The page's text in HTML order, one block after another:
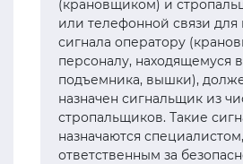
(крановщиком) и
или телефонной связи для
сигнала оператору
персоналу, находящемуся
подъемника, вышки),
назначен сигнальщик из
стропальщиков. Такие
назначаются специалистом,
ответственным за